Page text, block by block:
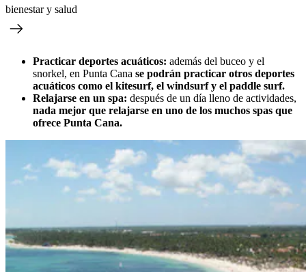
bienestar y salud
Practicar deportes acuáticos: además del buceo y el
snorkel, en Punta Cana se podrán practicar otros deportes
acuáticos como el kitesurf, el windsurf y el paddle surf.
Relajarse en un spa: después de un día lleno de actividades,
nada mejor que relajarse en uno de los muchos spas que
ofrece Punta Cana.